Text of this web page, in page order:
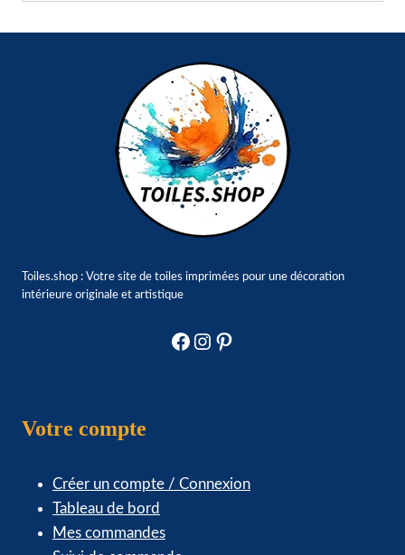
Toiles.shop : Votre site de toiles imprimées pour une décoration
intérieure originale et artistique
Facebook
Instagram
Pinterest
Votre compte
Créer un compte / Connexion
Tableau de bord
Mes commandes